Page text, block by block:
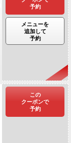
予約
メニューを
追加して
予約
この
クーポンで
予約